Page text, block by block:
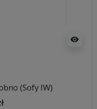
visibility
(Sofy IW)